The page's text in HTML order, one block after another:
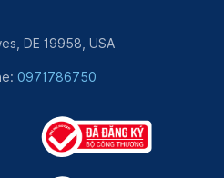
DE 19958, USA
0971786750